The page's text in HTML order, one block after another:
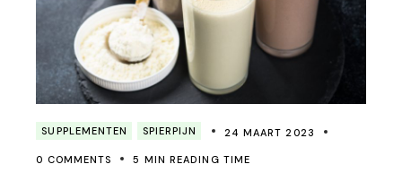
SUPPLEMENTEN SPIERPIJN 24 MAART 2023
0 COMMENTS 5 MIN READING TIME